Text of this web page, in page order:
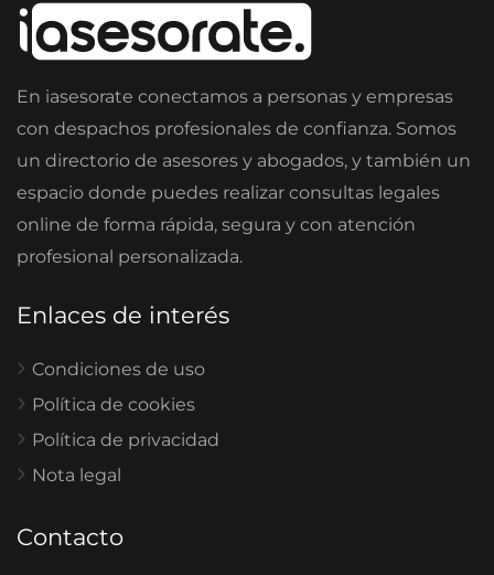
En iasesorate conectamos a personas y empresas
con despachos profesionales de confianza. Somos
un directorio de asesores y abogados, y también un
espacio donde puedes realizar consultas legales
online de forma rápida, segura y con atención
profesional personalizada.
Enlaces de interés
Condiciones de uso
Política de cookies
Política de privacidad
Nota legal
Contacto